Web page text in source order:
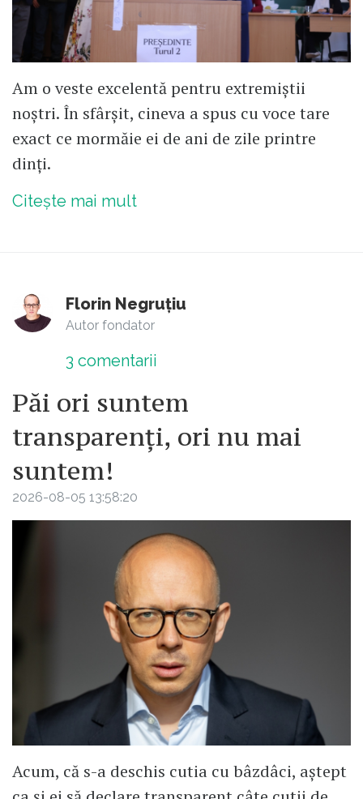
Am o veste excelentă pentru extremiștii
noștri. În sfârșit, cineva a spus cu voce tare
exact ce mormăie ei de ani de zile printre
dinți.
Citește mai mult
Florin Negruțiu
Autor fondator
3 comentarii
Păi ori suntem
transparenți, ori nu mai
suntem!
2026-08-05 13:58:20
Acum, că s-a deschis cutia cu bâzdâci, aștept